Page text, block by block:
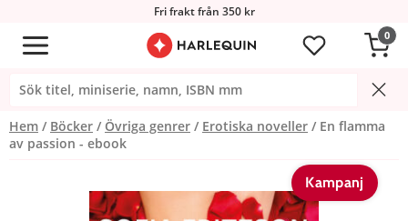
Fri frakt från 350 kr
0
Hem Böcker Övriga genrer Erotiska noveller
En flamma
av passion - ebook
Kampanj